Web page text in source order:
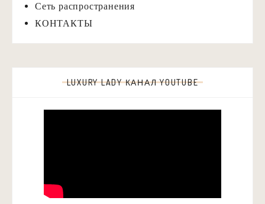
Сеть распространения
КОНТАКТЫ
LUXURY LADY КАНАЛ YOUTUBE